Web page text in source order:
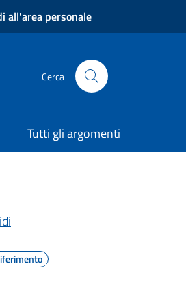
all'area personale
Cerca
Tutti gli argomenti